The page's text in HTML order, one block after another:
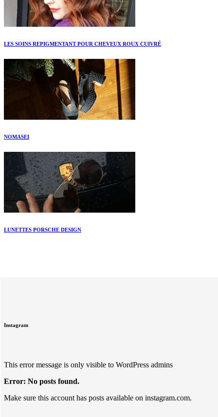
LES SOINS REPIGMENTANT POUR CHEVEUX ROUX CUIVRÉ
NOMASEI
LUNETTES PORSCHE DESIGN
Instagram
This error message is only visible to WordPress admins
Error: No posts found.
Make sure this account has posts available on instagram.com.